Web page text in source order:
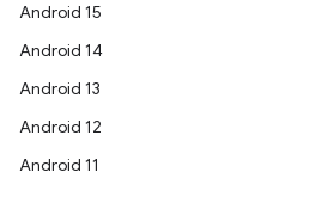
Android 15
Android 14
Android 13
Android 12
Android 11